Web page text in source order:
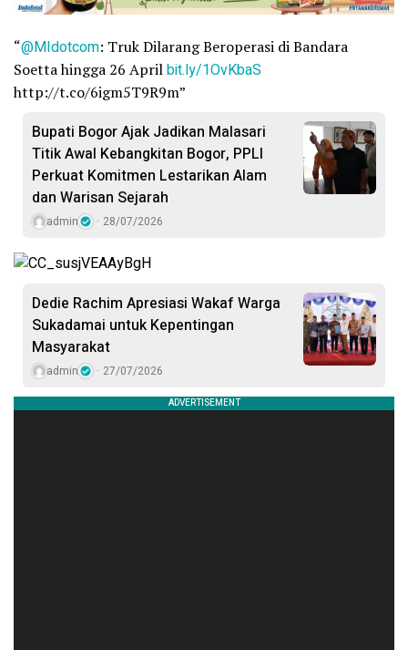
“@MIdotcom: Truk Dilarang Beroperasi di Bandara
Soetta hingga 26 Aprilbit.ly/1OvKbaS
http://t.co/6igm5T9R9m”
Bupati Bogor Ajak Jadikan Malasari
Titik Awal Kebangkitan Bogor, PPLI
Perkuat Komitmen Lestarikan Alam
dan Warisan Sejarah
admin 28/07/2026
Dedie Rachim Apresiasi Wakaf Warga
Sukadamai untuk Kepentingan
Masyarakat
admin 27/07/2026